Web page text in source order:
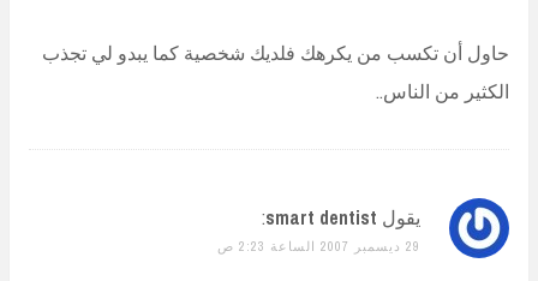
حاول أن تكسب من يكرهك فلديك شخصية كما يبدو لي تجذب
الكثير من الناس..
يقول smart dentist
:
29 ديسمبر 2007 الساعة 2:23 ص